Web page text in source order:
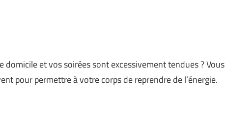
et vos soirées sont excessivement tendues ? Vous
pour permettre à votre corps de reprendre de l’énergie.